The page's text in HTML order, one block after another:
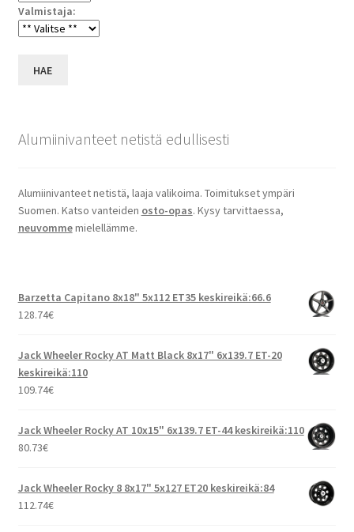
Valmistaja:
HAE
Alumiinivanteet netistä edullisesti
Alumiinivanteet netistä, laaja valikoima. Toimitukset ympäri
Suomen. Katso vanteiden osto-opas. Kysy tarvittaessa,
neuvommemielellämme.
Barzetta Capitano 8x18" 5x112 ET35 keskireikä:66.6
128.74€
Jack Wheeler Rocky AT Matt Black 8x17" 6x139.7 ET-20
keskireikä:110
109.74€
Jack Wheeler Rocky AT 10x15" 6x139.7 ET-44 keskireikä:110
80.73€
Jack Wheeler Rocky 8 8x17" 5x127 ET20 keskireikä:84
112.74€